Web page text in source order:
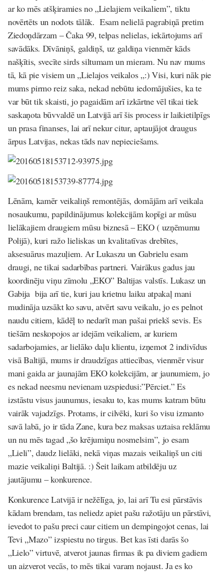
ar ko mēs atšķiramies no „Lielajiem veikaliem”, tiktu
novērtēts un nodots tālāk. Esam nelielā pagrabiņā pretim
Ziedoņdārzam – Čaka 99, telpas nelielas, iekārtojums arī
savādāks. Dīvāniņš, galdiņš, uz galdiņa vienmēr kāds
našķītis, svecīte sirds siltumam un mieram. Nu nav mums
tā, kā pie visiem un „Lielajos veikalos „:) Visi, kuri nāk pie
mums pirmo reiz saka, nekad nebūtu iedomājušies, ka te
var būt tik skaisti, jo pagaidām arī izkārtne vēl tikai tiek
saskaņota būvvaldē un Latvijā arī šis process ir laikietilpīgs
un prasa finanses, lai arī nekur citur, aptaujājot draugus
ārpus Latvijas, nekas tāds nav nepieciešams.
Lēnām, kamēr veikaliņš remontējās, domājām arī veikala
nosaukumu, papildinājumus kolekcijām kopīgi ar mūsu
lielākajiem draugiem mūsu biznesā – EKO ( uzņēmumu
Polijā), kuri ražo lieliskas un kvalitatīvas drebītes,
aksesuārus mazuļiem. Ar Lukaszu un Gabrielu esam
draugi, ne tikai sadarbības partneri. Vairākus gadus jau
koordinēju viņu zīmolu „EKO” Baltijas valstīs. Lukasz un
Gabija bija arī tie, kuri jau krietnu laiku atpakaļ mani
mudināja uzsākt ko savu, atvērt savu veikalu, jo es pelnot
naudu citiem, kādēļ to nedarīt man pašai priekš sevis. Es
tiešām neskopojos ar idejām veikaliem, ar kuriem
sadarbojamies, ar lielāko daļu klientu, izņemot 2 indivīdus
visā Baltijā, mums ir draudzīgas attiecības, vienmēr visur
mani gaida ar jaunajām EKO kolekcijām, ar jaunumiem, jo
es nekad neesmu nevienam uzspiedusi:”Pērciet.” Es
izstāstu visus jaunumus, iesaku to, kas mums katram būtu
vairāk vajadzīgs. Protams, ir cilvēki, kuri šo visu izmanto
savā labā, jo ir tāda Zane, kura bez maksas uztaisa reklāmu
un nu mēs tagad „šo krējumiņu nosmelsim”, jo esam
„Lieli”, daudz lielāki, nekā viņas mazais veikaliņš un citi
mazie veikaliņi Baltijā. :) Šeit laikam atbildēju uz
jautājumu – konkurence.
Konkurence Latvijā ir nežēlīga, jo, lai arī Tu esi pārstāvis
kādam brendam, tas neliedz apiet pašu ražotāju un pārstāvi,
ievedot to pašu preci caur citiem un dempingojot cenas, lai
Tevi „Mazo” izspiestu no tirgus. Bet kas īsti darās šo
„Lielo” virtuvē, atverot jaunas firmas ik pa diviem gadiem
un aizverot vecās, to mēs tikai varam nojaust. Ja es ko